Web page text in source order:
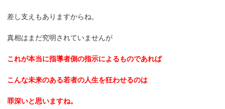
差し支えもありますからね。
真相はまだ究明されていませんが
これが本当に指導者側の指示によるものであれば
こんな未来のある若者の人生を狂わせるのは
罪深いと思いますね。